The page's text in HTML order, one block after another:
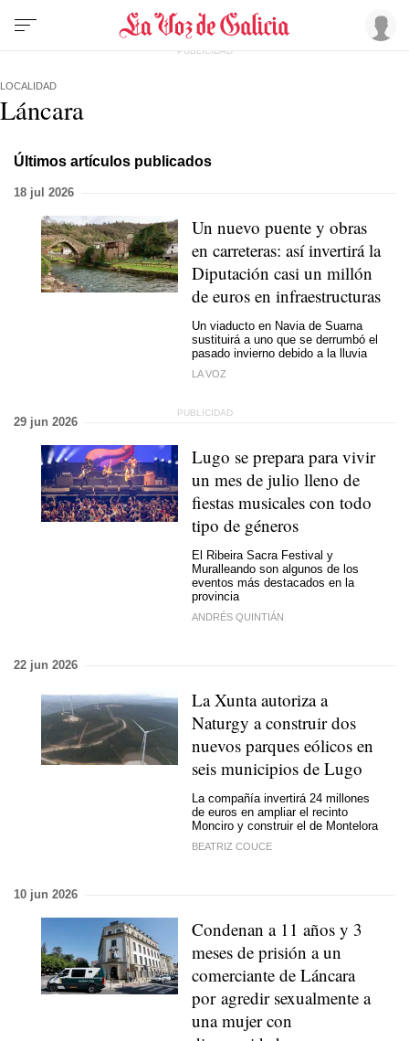
LOCALIDAD
Láncara
Últimos artículos publicados
18 jul 2026
Un nuevo puente y obras
en carreteras: así invertirá la
Diputación casi un millón
de euros en infraestructuras
Un viaducto en Navia de Suarna
sustituirá a uno que se derrumbó el
pasado invierno debido a la lluvia
LA VOZ
29 jun 2026
Lugo se prepara para vivir
un mes de julio lleno de
fiestas musicales con todo
tipo de géneros
El Ribeira Sacra Festival y
Muralleando son algunos de los
eventos más destacados en la
provincia
ANDRÉS QUINTIÁN
22 jun 2026
La Xunta autoriza a
Naturgy a construir dos
nuevos parques eólicos en
seis municipios de Lugo
La compañía invertirá 24 millones
de euros en ampliar el recinto
Monciro y construir el de Montelora
BEATRIZ COUCE
10 jun 2026
Condenan a 11 años y 3
meses de prisión a un
comerciante de Láncara
por agredir sexualmente a
una mujer con